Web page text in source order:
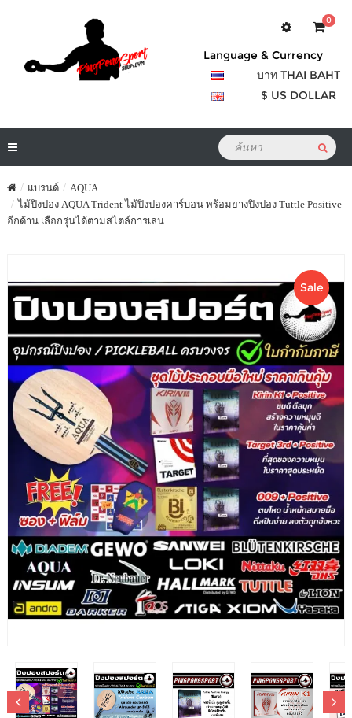
0
Language & Currency
บาท THAI BAHT
$ US DOLLAR
แบรนด์
AQUA
ไม้ปิงปอง AQUA Trident ไม้ปิงปองคาร์บอน พร้อมยางปิงปอง Tuttle Positive
อีกด้าน เลือกรุ่นได้ตามสไตล์การเล่น
Sale